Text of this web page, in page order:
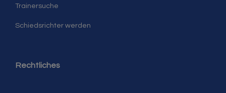
Trainersuche
Schiedsrichter werden
Rechtliches